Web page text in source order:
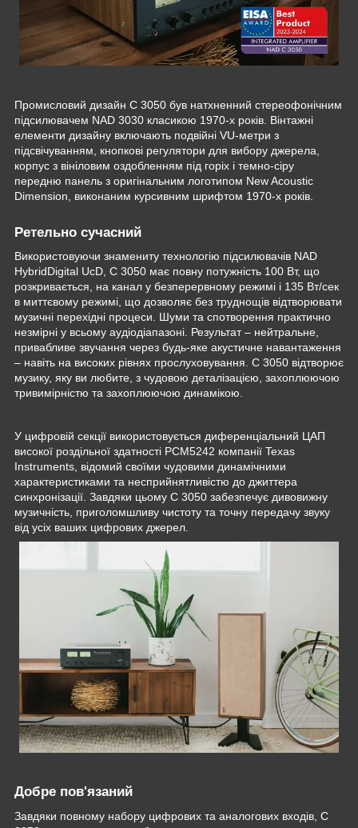
Промисловий дизайн C 3050 був натхненний стереофонічним
підсилювачем NAD 3030 класикою 1970-х років. Вінтажні
елементи дизайну включають подвійні VU-метри з
підсвічуванням, кнопкові регулятори для вибору джерела,
корпус з вініловим оздобленням під горіх і темно-сіру
передню панель з оригінальним логотипом New Acoustic
Dimension, виконаним курсивним шрифтом 1970-х років.
Ретельно сучасний
Використовуючи знамениту технологію підсилювачів NAD
HybridDigital UcD, C 3050 має повну потужність 100 Вт, що
розкривається, на канал у безперервному режимі і 135 Вт/сек
в миттєвому режимі, що дозволяє без труднощів відтворювати
музичні перехідні процеси. Шуми та спотворення практично
незмірні у всьому аудіодіапазоні. Результат – нейтральне,
привабливе звучання через будь-яке акустичне навантаження
– навіть на високих рівнях прослуховування. C 3050 відтворює
музику, яку ви любите, з чудовою деталізацією, захоплюючою
тривимірністю та захоплюючою динамікою.
У цифровій секції використовується диференціальний ЦАП
високої роздільної здатності PCM5242 компанії Texas
Instruments, відомий своїми чудовими динамічними
характеристиками та несприйнятливістю до джиттера
синхронізації. Завдяки цьому C 3050 забезпечує дивовижну
музичність, приголомшливу чистоту та точну передачу звуку
від усіх ваших цифрових джерел.
Добре пов'язаний
Завдяки повному набору цифрових та аналогових входів, C